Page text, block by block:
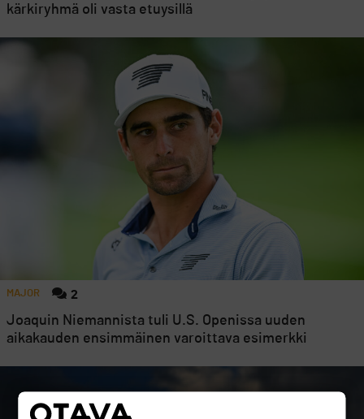
kärkiryhmä oli vasta etuysillä
MAJOR 2
Joaquin Niemannista tuli U.S. Openissa uuden
aikakauden ensimmäinen varoittava esimerkki